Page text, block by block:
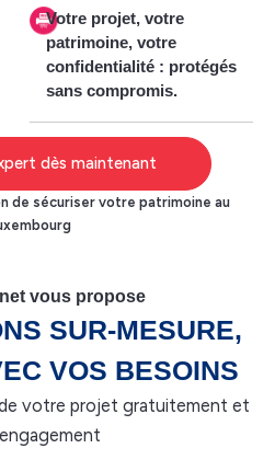
Votre projet, votre
patrimoine, votre
confidentialité : protégés
sans compromis.
dès maintenant
de sécuriser votre patrimoine au
vous propose
SUR-MESURE,
VOS BESOINS
votre projet gratuitement et